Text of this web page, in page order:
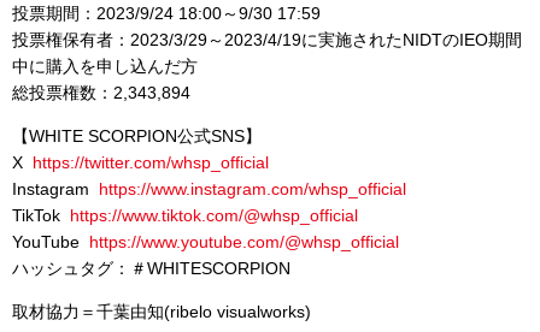
投票期間：2023/9/24 18:00～9/30 17:59
投票権保有者：2023/3/29～2023/4/19に実施されたNIDTのIEO期間
中に購入を申し込んだ方
総投票権数：2,343,894
【WHITE SCORPION公式SNS】
X https://twitter.com/whsp_official
Instagram https://www.instagram.com/whsp_official
TikTok https://www.tiktok.com/@whsp_official
YouTube https://www.youtube.com/@whsp_official
ハッシュタグ：＃WHITESCORPION
取材協力＝千葉由知(ribelo visualworks)